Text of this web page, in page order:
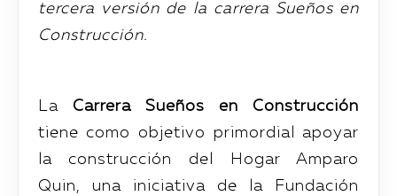
tercera versión de la carrera Sueños en
Construcción.
La Carrera Sueños en Construcción
tiene como objetivo primordial apoyar
la construcción del Hogar Amparo
Quin, una iniciativa de la Fundación